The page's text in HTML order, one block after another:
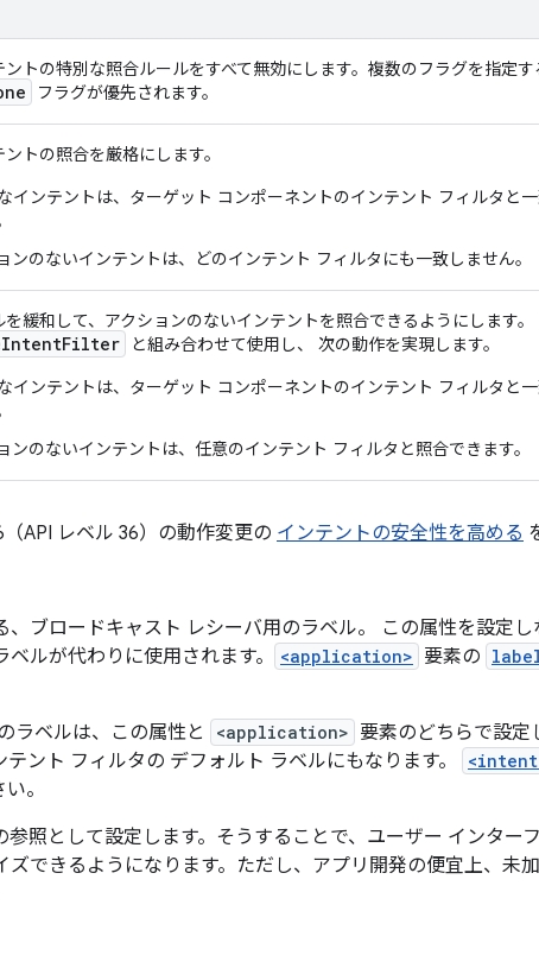
ントの特別な照合ルールをすべて無効にします。複数のフラグを指定
フラグが優先されます。
トの照合を厳格にします。
インテントは、ターゲット コンポーネントのインテント フィルタと
ンのないインテントは、どのインテント フィルタにも一致しません。
を緩和して、アクションのないインテントを照合できるようにします
と組み合わせて使用し、 次の動作を実現します。
インテントは、ターゲット コンポーネントのインテント フィルタと
ンのないインテントは、任意のインテント フィルタと照合できます。
API レベル 36）の動作変更の インテントの安全性を高める
ブロードキャスト レシーバ用のラベル。 この属性を設定し
ルが代わりに使用されます。
<application> 要素の
ラベルは、この属性と
<application> 要素のどちらで設定
ント フィルタの デフォルト ラベルにもなります。
。
参照として設定します。そうすることで、ユーザー インター
できるようになります。ただし、アプリ開発の便宜上、未